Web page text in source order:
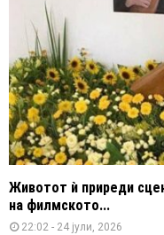
Животот ѝ приреди
на филмското...
22:02 - 24 јули, 2026